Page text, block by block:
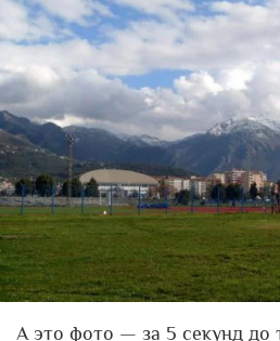
А это фото — за 5 секунд до